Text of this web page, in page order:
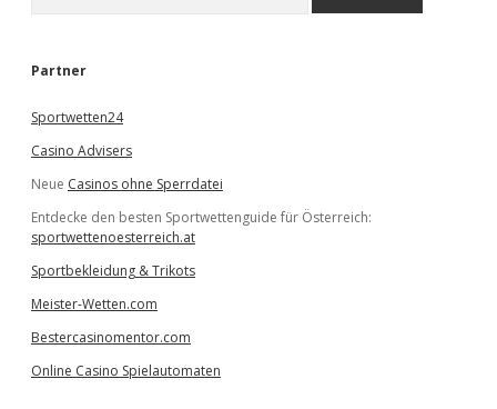
e
Partner
Sportwetten24
Casino Advisers
Neue Casinos ohne Sperrdatei
Entdecke den besten Sportwettenguide für Österreich:
sportwettenoesterreich.at
Sportbekleidung & Trikots
Meister-Wetten.com
Bestercasinomentor.com
Online Casino Spielautomaten